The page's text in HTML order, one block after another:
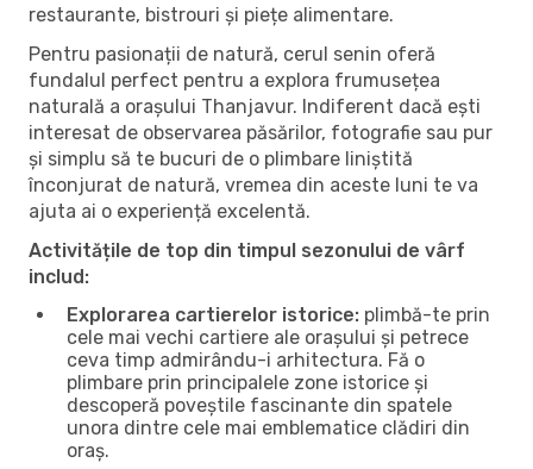
restaurante, bistrouri și piețe alimentare.
Pentru pasionații de natură, cerul senin oferă
fundalul perfect pentru a explora frumusețea
naturală a orașului Thanjavur. Indiferent dacă ești
interesat de observarea păsărilor, fotografie sau pur
și simplu să te bucuri de o plimbare liniștită
înconjurat de natură, vremea din aceste luni te va
ajuta ai o experiență excelentă.
Activitățile de top din timpul sezonului de vârf
includ:
Explorarea cartierelor istorice: plimbă-te prin
cele mai vechi cartiere ale orașului și petrece
ceva timp admirându-i arhitectura. Fă o
plimbare prin principalele zone istorice și
descoperă poveștile fascinante din spatele
unora dintre cele mai emblematice clădiri din
oraș.